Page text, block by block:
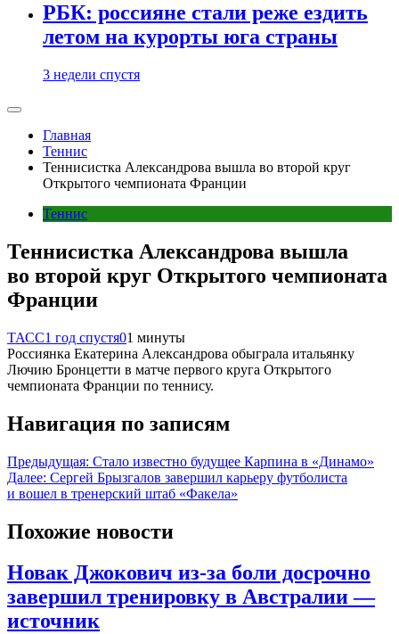
РБК: россияне стали реже ездить
летом на курорты юга страны
3 недели спустя
Главная
Теннис
Теннисистка Александрова вышла во второй круг
Открытого чемпионата Франции
Теннис
Теннисистка Александрова вышла
во второй круг Открытого чемпионата
Франции
ТАСС1 год спустя01 минуты
Россиянка Екатерина Александрова обыграла итальянку
Лючию Бронцетти в матче первого круга Открытого
чемпионата Франции по теннису.
Навигация по записям
Предыдущая: Стало известно будущее Карпина в «Динамо»
Далее: Сергей Брызгалов завершил карьеру футболиста
и вошел в тренерский штаб «Факела»
Похожие новости
Новак Джокович из-за боли досрочно
завершил тренировку в Австралии —
источник